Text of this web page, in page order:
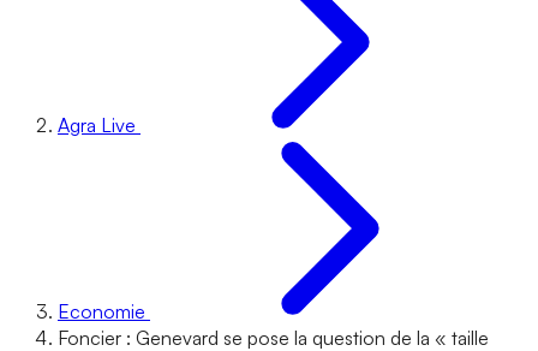
Agra Live
Economie
Foncier : Genevard se pose la question de la « taille